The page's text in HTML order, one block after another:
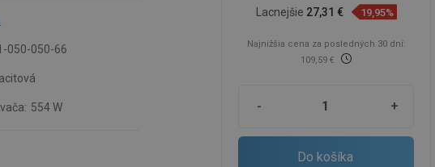
050-050-66
554 W
Lacnejšie 27,31 € 19,95%
Najnižšia cena za posledných 30 dní:
109,59 €
- +
Do košíka